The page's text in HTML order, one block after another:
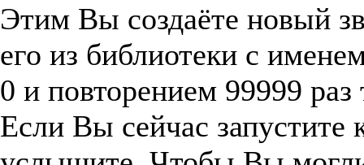
Этим Вы создаёте новый
его из библиотеки с
0 и повторением 99999
Если Вы сейчас запустите